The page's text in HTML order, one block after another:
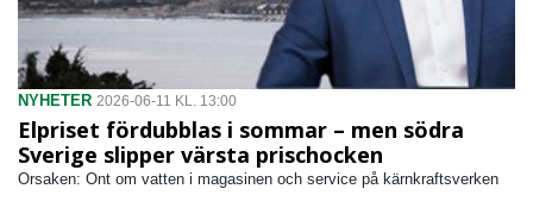
NYHETER 2026-06-11 KL. 13:00
Elpriset fördubblas i sommar – men södra
Sverige slipper värsta prischocken
Orsaken: Ont om vatten i magasinen och service på kärnkraftsverken